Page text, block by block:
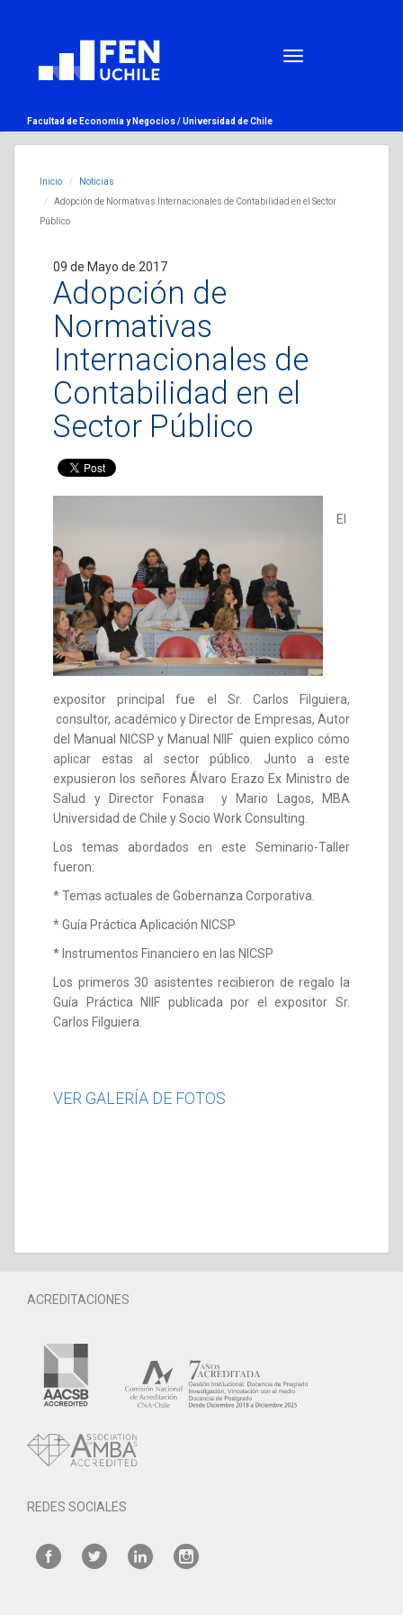
Facultad de Economía y Negocios /Universidad de Chile
Inicio
Noticias
Adopción de Normativas Internacionales de Contabilidad en el Sector
Público
09 de Mayo de 2017
Adopción de
Normativas
Internacionales de
Contabilidad en el
Sector Público
El
expositor principal fue el Sr. Carlos Filguiera,
consultor, académico y Director de Empresas, Autor
del Manual NICSP y Manual NIIF quien explico cómo
aplicar estas al sector público. Junto a este
expusieron los señores Álvaro Erazo Ex Ministro de
Salud y Director Fonasa y Mario Lagos, MBA
Universidad de Chile y Socio Work Consulting.
Los temas abordados en este Seminario-Taller
fueron:
* Temas actuales de Gobernanza Corporativa.
* Guía Práctica Aplicación NICSP
* Instrumentos Financiero en las NICSP
Los primeros 30 asistentes recibieron de regalo la
Guía Práctica NIIF publicada por el expositor Sr.
Carlos Filguiera.
VER GALERÍA DE FOTOS
ACREDITACIONES
REDES SOCIALES